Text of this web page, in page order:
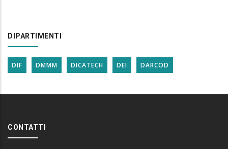
DIPARTIMENTI
DIF DMMM DICATECH DEI DARCOD
CONTATTI